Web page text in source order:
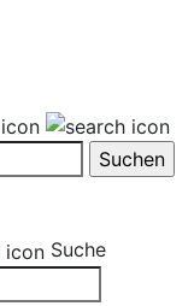
Suche